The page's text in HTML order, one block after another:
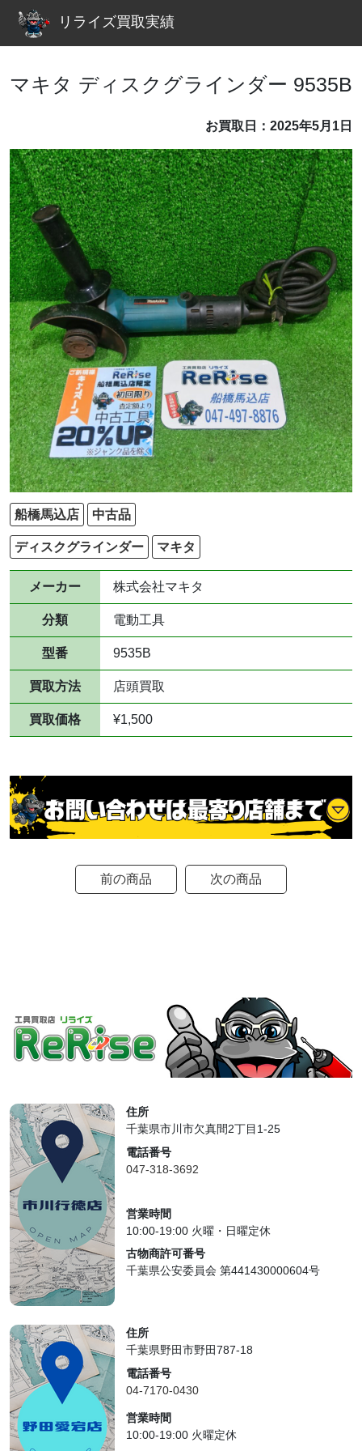
リライズ買取実績
マキタ ディスクグラインダー 9535B
お買取日：2025年5月1日
船橋馬込店 中古品
ディスクグラインダー マキタ
メーカー 株式会社マキタ
分類 電動工具
型番 9535B
買取方法 店頭買取
買取価格 ¥1,500
前の商品 次の商品
住所
千葉県市川市欠真間2丁目1-25
電話番号
047-318-3692
営業時間
10:00-19:00 火曜・日曜定休
古物商許可番号
千葉県公安委員会 第441430000604号
住所
千葉県野田市野田787-18
電話番号
04-7170-0430
営業時間
10:00-19:00 火曜定休